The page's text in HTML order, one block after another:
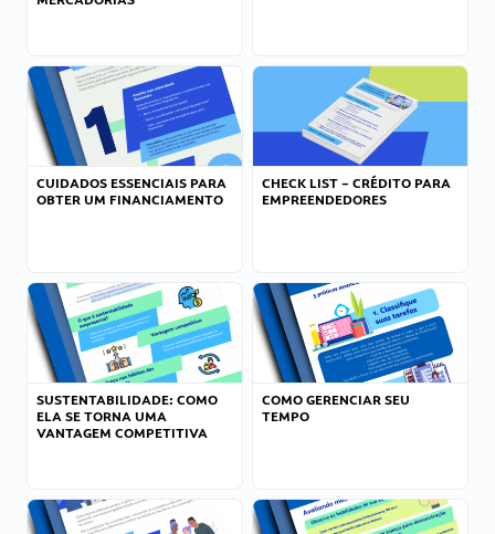
CUIDADOS ESSENCIAIS PARA
OBTER UM FINANCIAMENTO
CHECK LIST – CRÉDITO PARA
EMPREENDEDORES
SUSTENTABILIDADE: COMO
ELA SE TORNA UMA
VANTAGEM COMPETITIVA
COMO GERENCIAR SEU
TEMPO